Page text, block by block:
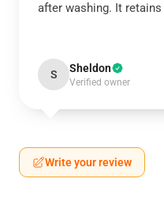
after washing. It
S Sheldon
Verified owner
Write your review